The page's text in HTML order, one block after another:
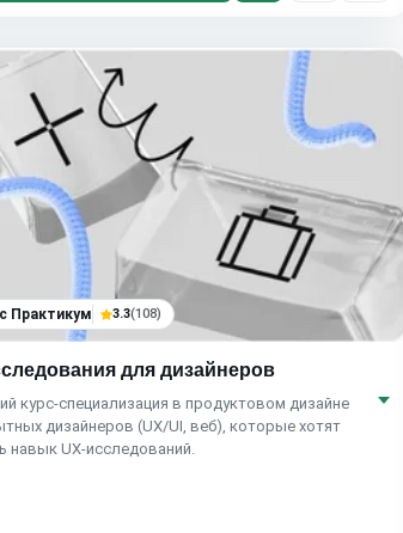
Практикум 3.3(108)
для дизайнеров
курс-специализация в продуктовом дизайне
дизайнеров (UX/UI, веб), которые хотят
навык UX-исследований.